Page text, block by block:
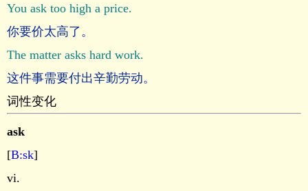
You ask too high a price.
你要价太高了。
The matter asks hard work.
这件事需要付出辛勤劳动。
词性变化
ask
[B:sk]
vi.